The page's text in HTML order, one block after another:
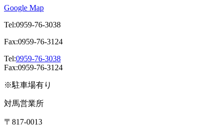
Google Map
Tel:0959-76-3038
Fax:0959-76-3124
Tel:0959-76-3038
Fax:0959-76-3124
※駐車場有り
対馬営業所
〒817-0013